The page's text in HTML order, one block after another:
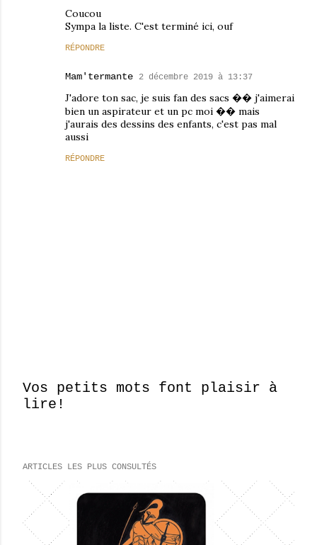
Coucou
Sympa la liste. C'est terminé ici, ouf
RÉPONDRE
Mam'termante 2 décembre 2019 à 13:37
J'adore ton sac, je suis fan des sacs �� j'aimerai
bien un aspirateur et un pc moi �� mais
j'aurais des dessins des enfants, c'est pas mal
aussi
RÉPONDRE
E
g
t
Vos petits mots font plaisir à
lire!
ARTICLES LES PLUS CONSULTÉS